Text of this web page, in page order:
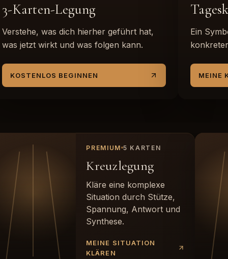
3-Karten-Legung
Verstehe, was dich hierher geführt hat,
was jetzt wirkt und was folgen kann.
KOSTENLOS BEGINNEN
Ein
MEINE
PREMIUM 5 KARTEN
Kreuzlegung
Kläre eine komplexe
Situation durch Stütze,
Spannung, Antwort und
Synthese.
MEINE SITUATION
KLÄREN